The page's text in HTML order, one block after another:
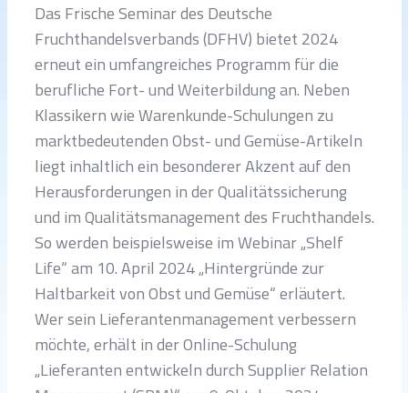
Das Frische Seminar des Deutsche
Fruchthandelsverbands (DFHV) bietet 2024
erneut ein umfangreiches Programm für die
berufliche Fort- und Weiterbildung an. Neben
Klassikern wie Warenkunde-Schulungen zu
marktbedeutenden Obst- und Gemüse-Artikeln
liegt inhaltlich ein besonderer Akzent auf den
Herausforderungen in der Qualitätssicherung
und im Qualitätsmanagement des Fruchthandels.
So werden beispielsweise im Webinar „Shelf
Life“ am 10. April 2024 „Hintergründe zur
Haltbarkeit von Obst und Gemüse“ erläutert.
Wer sein Lieferantenmanagement verbessern
möchte, erhält in der Online-Schulung
„Lieferanten entwickeln durch Supplier Relation